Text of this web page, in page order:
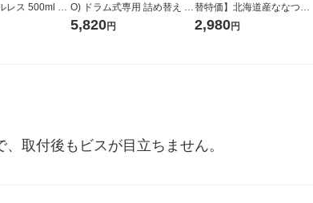
レス 500ml 1
O) ドラム式専用 詰め替え メ
ガジャンボ 2300g 1セット
5,820円
替特価】北海道産ななつぼ
し 無洗米 5kg 1袋 令和7年産
2,980円
取付後もビスが目立ちません。